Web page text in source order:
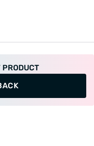
PRODUCT